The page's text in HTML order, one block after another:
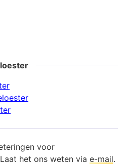
voor
het ons weten via e-mail.